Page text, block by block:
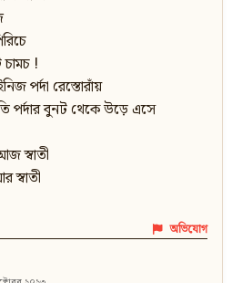
!
পর্দা রেস্তোরাঁয়
পর্দার বুনট থেকে উড়ে এসে
স্বাতী
স্বাতী
অভিযোগ